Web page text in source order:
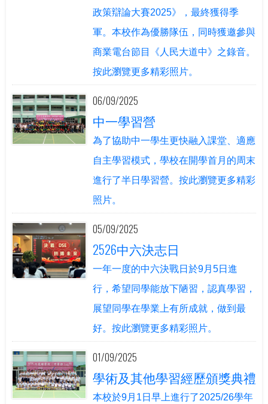
政策辯論大賽2025》，最終獲得季
軍。本校作為優勝隊伍，同時獲邀參與
商業電台節目《人民大道中》之錄音。
按此瀏覽更多精彩照片。
06/09/2025
中一學習營
為了協助中一學生更快融入課堂、適應
自主學習模式，學校在開學首月的周末
進行了半日學習營。按此瀏覽更多精彩
照片。
05/09/2025
2526中六決志日
一年一度的中六決戰日於9月5日進
行，希望同學能放下陋習，認真學習，
展望同學在學業上有所成就，做到最
好。按此瀏覽更多精彩照片。
01/09/2025
學術及其他學習經歷頒獎典禮
本校於9月1日早上進行了2025/26學年